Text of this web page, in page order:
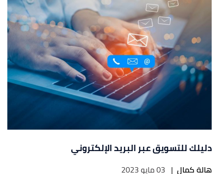
دليلك للتسويق عبر البريد الإلكتروني
هالة كمال | 03 مايو 2023